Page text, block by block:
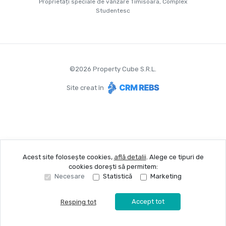
Proprietăți speciale de vânzare Timisoara, Complex
Studentesc
©2026 Property Cube S.R.L.
Site creat în
Acest site folosește cookies, află detalii. Alege ce tipuri de
cookies dorești să permitem:
Necesare
Statistică Marketing
Resping tot Accept tot